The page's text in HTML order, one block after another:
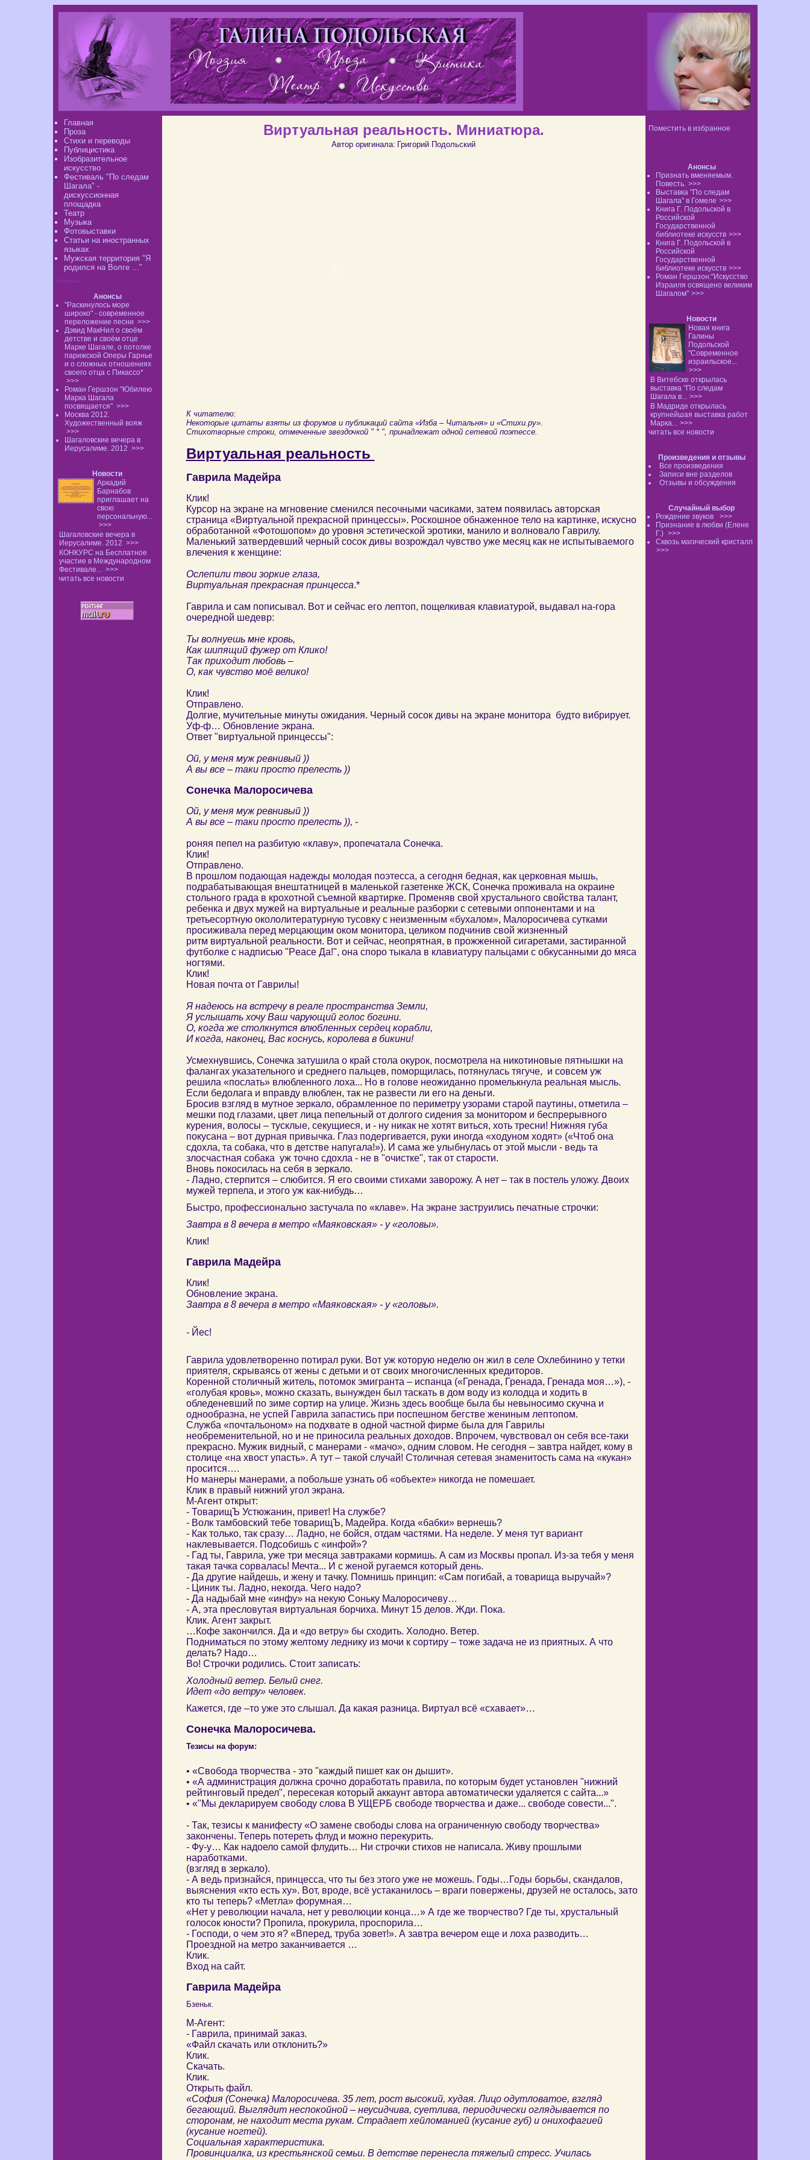
Поместить в избранное
Анонсы
Признать вменяемым.
Повесть. >>>
Выставка "По следам
Шагала" в Гомеле >>>
Книга Г. Подольской в
Российской
Государственной
библиотеке искусств >>>
Книга Г. Подольской в
Российской
Государственной
библиотеке искусств >>>
Роман Гершзон:"Искусство
Израиля освящено великим
Шагалом" >>>
Новости
Новая книга
Галины
Подольской
"Современное
израильское...
>>>
В Витебске открылась
выставка "По следам
Шагала в... >>>
В Мадриде открылась
крупнейшая выставка работ
Марка... >>>
читать все новости
Произведения и отзывы
Все произведения
Записи вне разделов
Отзывы и обсуждения
Случайный выбор
Рождение звуков >>>
Признание в любви (Елене
Г.) >>>
Сквозь магический кристалл
>>>
Главная
Проза
Стихи и переводы
Публицистика
Изобразительное
искусство
Фестиваль "По следам
Шагала" -
дискуссионная
площадка
Театр
Музыка
Фотовыставки
Статьи на иностранных
языках
Мужская территория "Я
родился на Волге ..."
Анонсы:
Анонсы
"Раскинулось море
широко" - современное
переложение песни >>>
Дэвид МакНил о своём
детстве и своём отце
Марке Шагале, о потолке
парижской Оперы Гарнье
и о сложных отношениях
своего отца с Пикассо*
>>>
Роман Гершзон "Юбилею
Марка Шагала
посвящается" >>>
Москва 2012.
Художественный вояж
>>>
Шагаловские вечера в
Иерусалиме. 2012 >>>
Новости
Аркадий
Барнабов
приглашает на
свою
персональную...
>>>
Шагаловские вечера в
Иерусалиме. 2012 >>>
КОНКУРС на Бесплатное
участие в Международном
Фестивале... >>>
читать все новости
Виртуальная реальность. Миниатюра.
Автор оригинала: Григорий Подольский
К читателю:
Некоторые цитаты взяты из форумов и публикаций сайта «Изба – Читальня» и «Стихи.ру».
Стихотворные строки, отмеченные звездочкой " * ", принадлежат одной сетевой поэтессе.
Виртуальная реальность
Гаврила Мадейра
Клик!
Курсор на экране на мгновение сменился песочными часиками, затем появилась авторская
страница «Виртуальной прекрасной принцессы». Роскошное обнаженное тело на картинке, искусно
обработанной «Фотошопом» до уровня эстетической эротики, манило и волновало Гаврилу.
Маленький затвердевший черный сосок дивы возрождал чувство уже месяц как не испытываемого
влечения к женщине:
Ослепили твои зоркие глаза,
Виртуальная прекрасная принцесса.*
Гаврила и сам пописывал. Вот и сейчас его лептоп, пощелкивая клавиатурой, выдавал на-гора
очередной шедевр:
Ты волнуешь мне кровь,
Как шипящий фужер от Клико!
Так приходит любовь –
О, как чувство моё велико!
Клик!
Отправлено.
Долгие, мучительные минуты ожидания. Черный сосок дивы на экране монитора будто вибрирует.
Уф-ф… Обновление экрана.
Ответ "виртуальной принцессы":
Ой, у меня муж ревнивый ))
А вы все – таки просто прелесть ))
Сонечка Малоросичева
Ой, у меня муж ревнивый ))
А вы все – таки просто прелесть )), -
роняя пепел на разбитую «клаву», пропечатала Сонечка.
Клик!
Отправлено.
В прошлом подающая надежды молодая поэтесса, a сегодня бедная, как церковная мышь,
подрабатывающая внештатницей в маленькой газетенке ЖСК, Сонечка проживала на окраине
стольного града в крохотной съемной квартирке. Променяв свой хрустального свойства талант,
ребенка и двух мужей на виртуальные и реальные разборки с сетевыми оппонентами и на
третьесортную окололитературную тусовку с неизменным «бухалом», Малоросичева сутками
просиживала перед мерцающим оком монитора, целиком подчинив свой жизненный
ритм виртуальной реальности. Вот и сейчас, неопрятная, в прожженной сигаретами, застиранной
футболке с надписью "Peace Да!", она споро тыкала в клавиатуру пальцами с обкусанными до мяса
ногтями.
Клик!
Новая почта от Гаврилы!
Я надеюсь на встречу в реале пространства Земли,
Я услышать хочу Ваш чарующий голос богини.
О, когда же столкнутся влюбленных сердец корабли,
И когда, наконец, Вас коснусь, королева в бикини!
Усмехнувшись, Сонечка затушила о край стола окурок, посмотрела на никотиновые пятнышки на
фалангах указательного и среднего пальцев, поморщилась, потянулась тягуче, и совсем уж
решила «послать» влюбленного лоха... Но в голове неожиданно промелькнула реальная мысль.
Если бедолага и вправду влюблен, так не развести ли его на деньги.
Бросив взгляд в мутное зеркало, обрамленное по периметру узорами старой паутины, отметила –
мешки под глазами, цвет лица пепельный от долгого сидения за монитором и беспрерывного
курения, волосы – тусклые, секущиеся, и - ну никак не хотят виться, хоть тресни! Нижняя губа
покусана – вот дурная привычка. Глаз подергивается, руки иногда «ходуном ходят» («Чтоб она
сдохла, та собака, что в детстве напугала!»). И сама же улыбнулась от этой мысли - ведь та
злосчастная собака уж точно сдохла - не в "очистке", так от старости.
Вновь покосилась на себя в зеркало.
- Ладно, стерпится – слюбится. Я его своими стихами заворожу. А нет – так в постель уложу. Двоих
мужей терпела, и этого уж как-нибудь…
Быстро, профессионально застучала по «клаве». На экране заструились печатные строчки:
Завтра в 8 вечера в метро «Маяковская» - у «головы».
Клик!
Гаврила Мадейра
Клик!
Обновление экрана.
Завтра в 8 вечера в метро «Маяковская» - у «головы».
- Йес!
Гаврила удовлетворенно потирал руки. Вот уж которую неделю он жил в селе Охлебинино у тетки
приятеля, скрываясь от жены с детьми и от своих многочисленных кредиторов.
Коренной столичный житель, потомок эмигранта – испанца («Гренада, Гренада, Гренада моя…»), -
«голубая кровь», можно сказать, вынужден был таскать в дом воду из колодца и ходить в
обледеневший по зиме сортир на улице. Жизнь здесь вообще была бы невыносимо скучна и
однообразна, не успей Гаврила запастись при поспешном бегстве жениным лептопом.
Служба «почтальоном» на подхвате в одной частной фирме была для Гаврилы
необременительной, но и не приносила реальных доходов. Впрочем, чувствовал он себя все-таки
прекрасно. Мужик видный, с манерами - «мачо», одним словом. Не сегодня – завтра найдет, кому в
столице «на хвост упасть». А тут – такой случай! Столичная сетевая знаменитость сама на «кукан»
просится….
Но манеры манерами, а побольше узнать об «объекте» никогда не помешает.
Клик в правый нижний угол экрана.
М-Агент открыт:
- ТоварищЪ Устюжанин, привет! На службе?
- Волк тамбовский тебе товарищЪ, Мадейра. Когда «бабки» вернешь?
- Как только, так сразу… Ладно, не бойся, отдам частями. На неделе. У меня тут вариант
наклевывается. Подсобишь с «инфой»?
- Гад ты, Гаврила, уже три месяца завтраками кормишь. А сам из Москвы пропал. Из-за тебя у меня
такая тачка сорвалась! Мечта... И с женой ругаемся который день.
- Да другие найдешь, и жену и тачку. Помнишь принцип: «Сам погибай, а товарища выручай»?
- Циник ты. Ладно, некогда. Чего надо?
- Да надыбай мне «инфу» на некую Соньку Малоросичеву…
- А, эта пресловутая виртуальная борчиха. Минут 15 делов. Жди. Пока.
Клик. Агент закрыт.
…Кофе закончился. Да и «до ветру» бы сходить. Холодно. Ветер.
Подниматься по этому желтому леднику из мочи к сортиру – тоже задача не из приятных. А что
делать? Надо…
Во! Строчки родились. Стоит записать:
Холодный ветер. Белый снег.
Идет «до ветру» человек.
Кажется, где –то уже это слышал. Да какая разница. Виртуал всё «схавает»…
Сонечка Малоросичева.
Тезисы на форум:
• «Свобода творчества - это "каждый пишет как он дышит».
• «А администрация должна срочно доработать правила, по которым будет установлен "нижний
рейтинговый предел", пересекая который аккаунт автора автоматически удаляется с сайта...»
• «"Мы декларируем свободу слова В УЩЕРБ свободе творчества и даже... свободе совести...".
- Так, тезисы к манифесту «О замене свободы слова на ограниченную свободу творчества»
закончены. Теперь потереть флуд и можно перекурить.
- Фу-у… Как надоело самой флудить… Ни строчки стихов не написала. Живу прошлыми
наработками.
(взгляд в зеркало).
- А ведь признайся, принцесса, что ты без этого уже не можешь. Годы…Годы борьбы, скандалов,
выяснения «кто есть ху». Вот, вроде, всё устаканилось – враги повержены, друзей не осталось, зато
кто ты теперь? «Метла» форумная…
«Нет у революции начала, нет у революции конца…» А где же творчество? Где ты, хрустальный
голосок юности? Пропила, прокурила, проспорила…
- Господи, о чем это я? «Вперед, труба зовет!». А завтра вечером еще и лоха разводить…
Проездной на метро заканчивается …
Клик.
Вход на сайт.
Гаврила Мадейра
Бзеньк.
М-Агент:
- Гаврила, принимай заказ.
«Файл скачать или отклонить?»
Клик.
Скачать.
Клик.
Открыть файл.
«София (Сонечка) Малоросичева. 35 лет, рост высокий, худая. Лицо одутловатое, взгляд
бегающий. Выглядит неспокойной – неусидчива, суетлива, периодически оглядывается по
сторонам, не находит места рукам. Страдает хейломанией (кусание губ) и онихофагией
(кусание ногтей).
Социальная характеристика.
Провинциалка, из крестьянской семьи. В детстве перенесла тяжелый стресс. Училась